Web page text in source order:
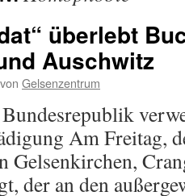
überlebt
Auschwitz
von Gelsenzentrum
Am Freitag,
der an den